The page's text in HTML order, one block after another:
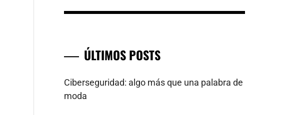
ÚLTIMOS POSTS
Ciberseguridad: algo más que una palabra de
moda